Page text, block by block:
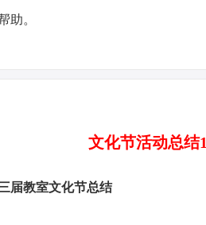
助。
文化节活动总结1
届教室文化节总结